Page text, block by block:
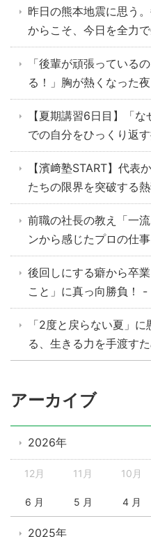
昨日の熊本地震に思う
からこそ、今日を全力
「後輩が頑張っている
る！」胸が熱くなった
【夏期講習6日目】「
での自分をひっくり返
【濱﨑塾START】代表
たちの限界を突破する
前職の社長の教え「一
ンから感じたプロの仕
後回しにする癖から卒
こと」に真っ向勝負！
「2度と戻らない夏」
る、生きる力を手渡す
アーカイブ
2026年
12月 11月 10月
6 月 5 月 4 月
2025年